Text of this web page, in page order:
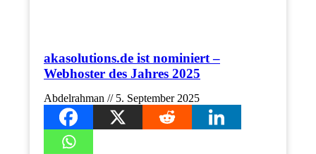
akasolutions.de ist nominiert –
Webhoster des Jahres 2025
Abdelrahman 5. September 2025